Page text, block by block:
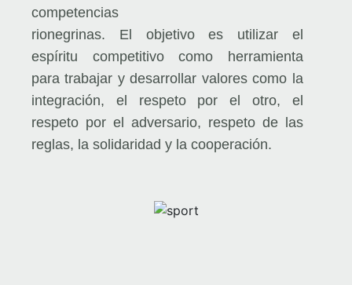
competencias
rionegrinas. El objetivo es utilizar el
espíritu competitivo como herramienta
para trabajar y desarrollar valores como la
integración, el respeto por el otro, el
respeto por el adversario, respeto de las
reglas, la solidaridad y la cooperación.